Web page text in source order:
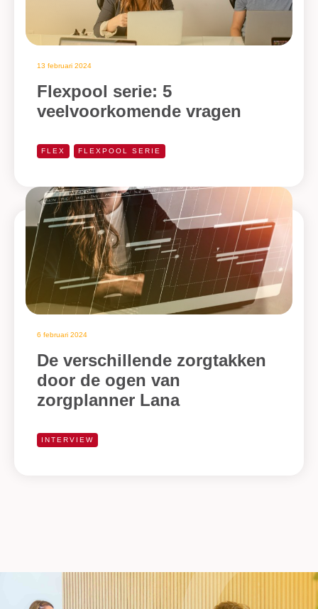
13 februari 2024
Flexpool serie: 5
veelvoorkomende vragen
FLEX FLEXPOOL SERIE
6 februari 2024
De verschillende zorgtakken
door de ogen van
zorgplanner Lana
INTERVIEW